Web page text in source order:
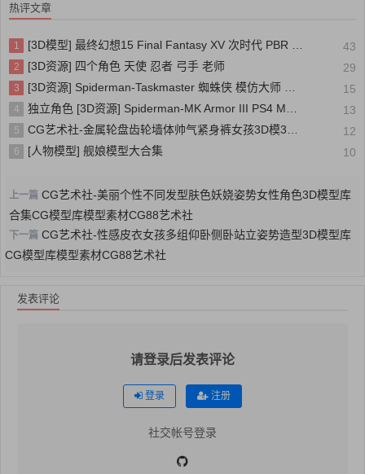
热评文章
1 [3D模型] 最终幻想15 Final Fantasy XV 次时代 PBR 写实人物角色模型 43
2 [3D资源] 四个角色 天使 忍者 弓手 老师 29
3 [3D资源] Spiderman-Taskmaster 蜘蛛侠 模仿大师 装甲 15
4 独立角色 [3D资源] Spiderman-MK Armor III PS4 MK装甲三号 蜘蛛侠 13
5 CG艺术社-金属轮盘齿轮墙体帅气紧身裤女孩3D模3D CG模型库模型素材CG88艺术社 12
6 [人物模型] 舰娘模型大合集 10
上一篇 CG艺术社-美丽个性不同发型肤色妖娆姿势女性角色3D模型库
合集CG模型库模型素材CG88艺术社
下一篇 CG艺术社-性感皮衣女孩多组仰卧侧卧站立姿势造型3D模型库
CG模型库模型素材CG88艺术社
发表评论
请登录后发表评论
登录 注册
社交帐号登录